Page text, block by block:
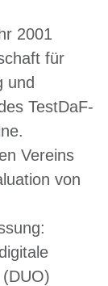
2001
für
und
TestDaF-
Vereins
von